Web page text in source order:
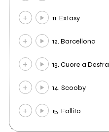
11. Extasy
12. Barcellona
13. Cuore a Destra
14. Scooby
15. Fallito